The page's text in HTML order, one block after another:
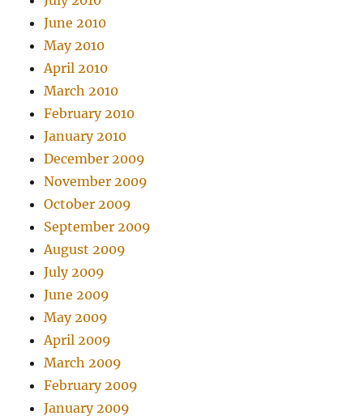
June 2010
May 2010
April 2010
March 2010
February 2010
January 2010
December 2009
November 2009
October 2009
September 2009
August 2009
July 2009
June 2009
May 2009
April 2009
March 2009
February 2009
January 2009